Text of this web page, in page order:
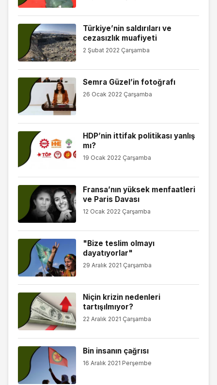
Türkiye’nin saldırıları ve
cezasızlık muafiyeti
2 Şubat 2022 Çarşamba
Semra Güzel’in fotoğrafı
26 Ocak 2022 Çarşamba
HDP’nin ittifak politikası yanlış
mı?
19 Ocak 2022 Çarşamba
Fransa’nın yüksek menfaatleri
ve Paris Davası
12 Ocak 2022 Çarşamba
"Bize teslim olmayı
dayatıyorlar"
29 Aralık 2021 Çarşamba
Niçin krizin nedenleri
tartışılmıyor?
22 Aralık 2021 Çarşamba
Bin insanın çağrısı
16 Aralık 2021 Perşembe